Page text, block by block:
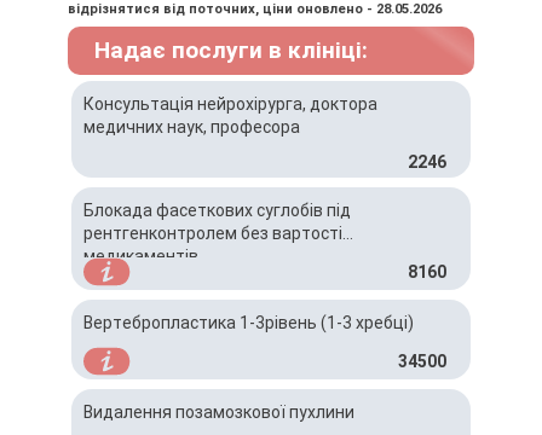
відрізнятися від поточних, ціни оновлено - 28.05.2026
Надає послуги в клініці:
Консультація нейрохірурга, доктора
медичних наук, професора
2246
Блокада фасеткових суглобів під
рентгенконтролем без вартості
медикаментів
8160
Вертебропластика 1-3рівень (1-3 хребці)
34500
Видалення позамозкової пухлини